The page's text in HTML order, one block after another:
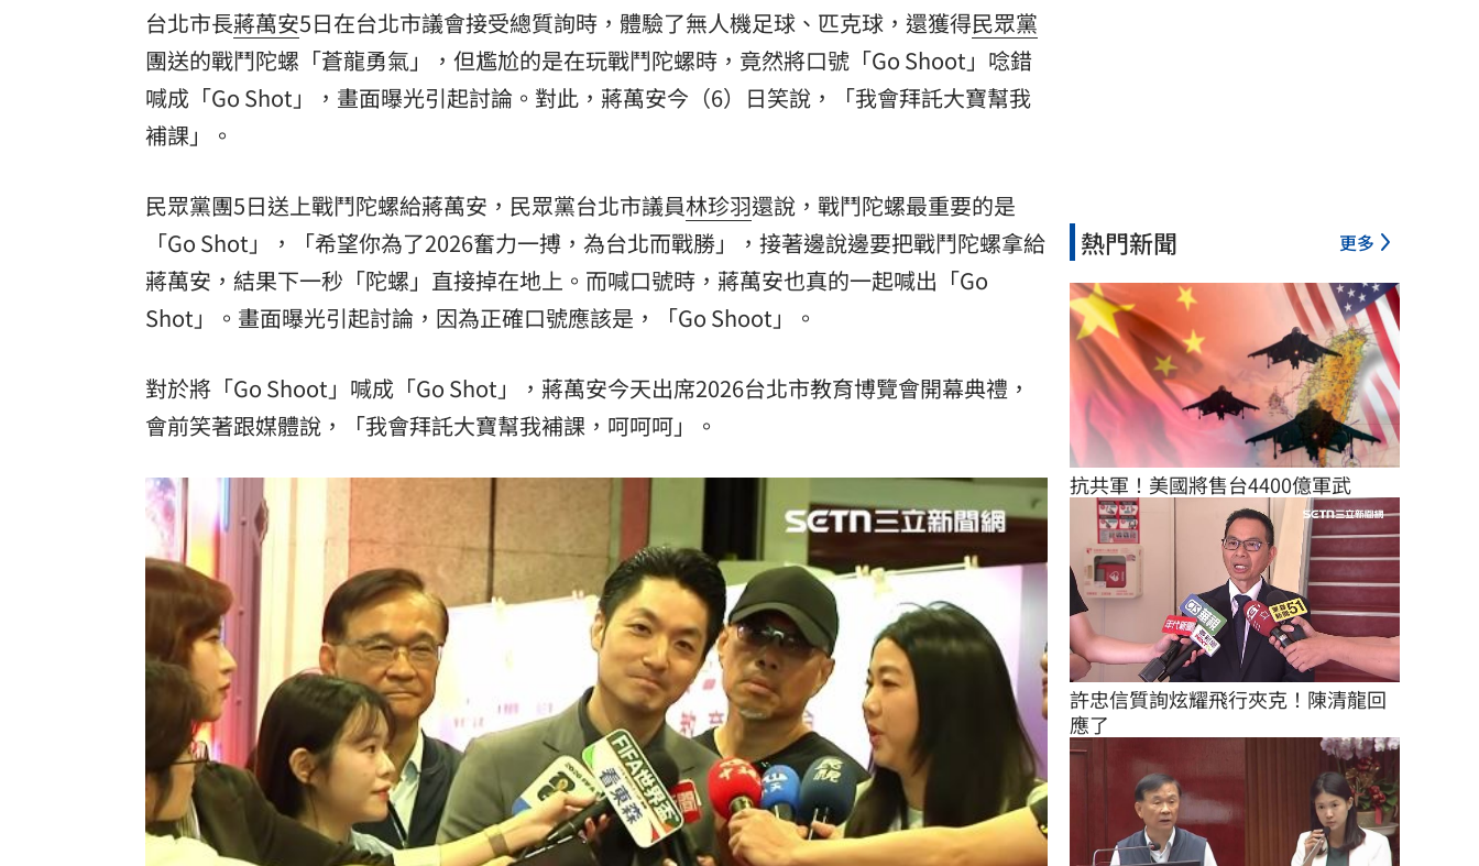
台北市長蔣萬安5日在台北市議會接受總質詢時，體驗了無人機足球、匹克球，還獲得民眾黨
團送的戰鬥陀螺「蒼龍勇氣」，但尷尬的是在玩戰鬥陀螺時，竟然將口號「Go Shoot」唸錯
喊成「Go Shot」，畫面曝光引起討論。對此，蔣萬安今（6）日笑說，「我會拜託大寶幫我
補課」。
民眾黨團5日送上戰鬥陀螺給蔣萬安，民眾黨台北市議員林珍羽還說，戰鬥陀螺最重要的是
「Go Shot」，「希望你為了2026奮力一搏，為台北而戰勝」，接著邊說邊要把戰鬥陀螺拿給
蔣萬安，結果下一秒「陀螺」直接掉在地上。而喊口號時，蔣萬安也真的一起喊出「Go
Shot」。畫面曝光引起討論，因為正確口號應該是，「Go Shoot」。
對於將「Go Shoot」喊成「Go Shot」，蔣萬安今天出席2026台北市教育博覽會開幕典禮，
會前笑著跟媒體說，「我會拜託大寶幫我補課，呵呵呵」。
熱門新聞 更多
抗共軍！美國將售台4400億軍武
許忠信質詢炫耀飛行夾克！陳清龍回
應了